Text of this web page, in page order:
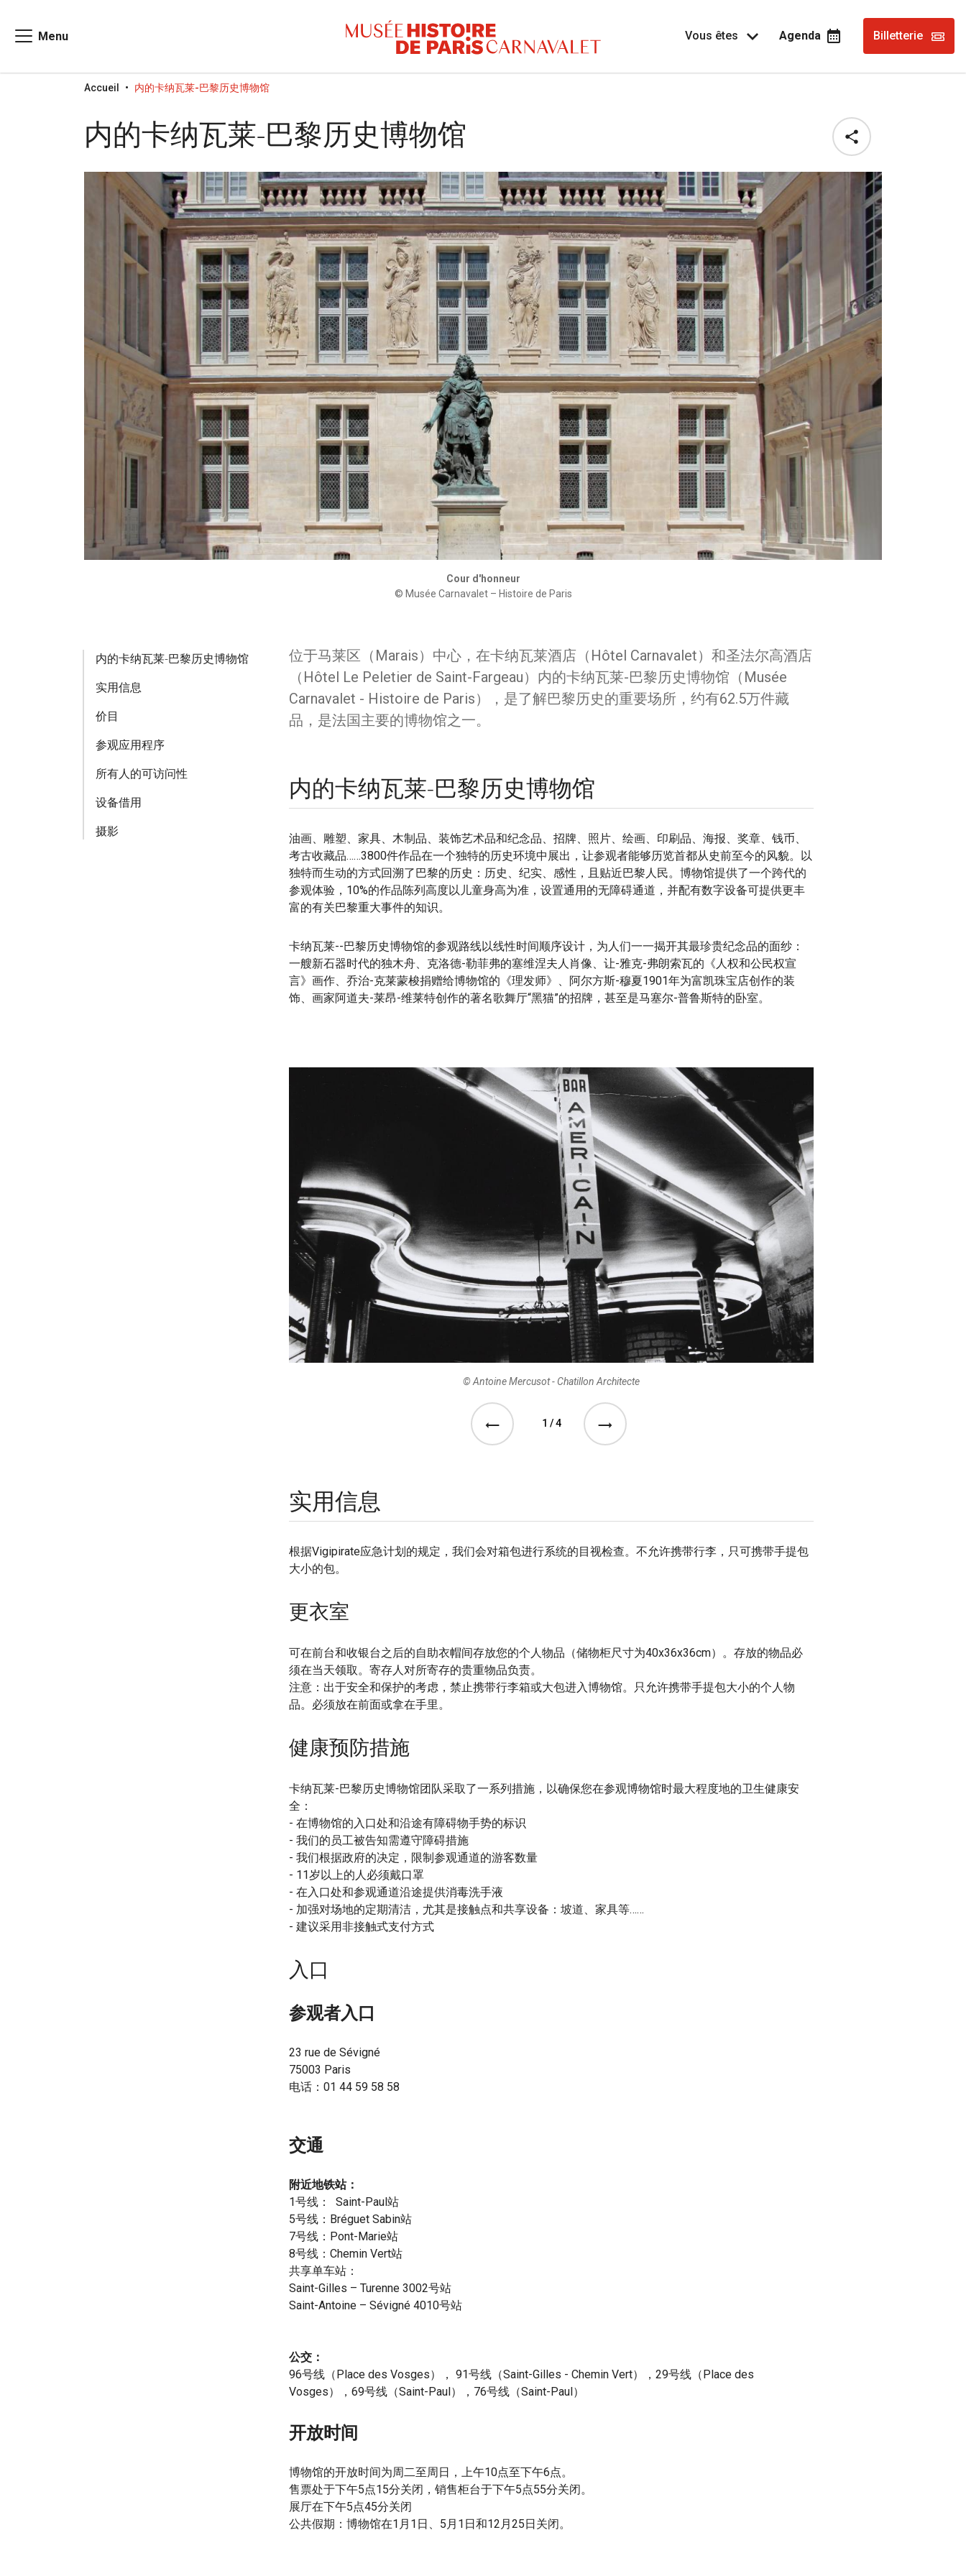
Menu Vous êtes Agenda Billetterie
Accueil 内的卡纳瓦莱-巴黎历史博物馆
Share
内的卡纳瓦莱-巴黎历史博物馆
Cour d'honneur
© Musée Carnavalet – Histoire de Paris
内的卡纳瓦莱-巴黎历史博物馆
实用信息
价目
参观应用程序
所有人的可访问性
设备借用
摄影
位于马莱区（Marais）中心，在卡纳瓦莱酒店（Hôtel Carnavalet）和圣法尔高酒店
（Hôtel Le Peletier de Saint-Fargeau）内的卡纳瓦莱-巴黎历史博物馆（Musée
Carnavalet - Histoire de Paris），是了解巴黎历史的重要场所，约有62.5万件藏
品，是法国主要的博物馆之一。
内的卡纳瓦莱-巴黎历史博物馆
油画、雕塑、家具、木制品、装饰艺术品和纪念品、招牌、照片、绘画、印刷品、海报、奖章、钱币、
考古收藏品……3800件作品在一个独特的历史环境中展出，让参观者能够历览首都从史前至今的风貌。以
独特而生动的方式回溯了巴黎的历史：历史、纪实、感性，且贴近巴黎人民。博物馆提供了一个跨代的
参观体验，10%的作品陈列高度以儿童身高为准，设置通用的无障碍通道，并配有数字设备可提供更丰
富的有关巴黎重大事件的知识。
卡纳瓦莱--巴黎历史博物馆的参观路线以线性时间顺序设计，为人们一一揭开其最珍贵纪念品的面纱：
一艘新石器时代的独木舟、克洛德-勒菲弗的塞维涅夫人肖像、让-雅克-弗朗索瓦的《人权和公民权宣
言》画作、乔治-克莱蒙梭捐赠给博物馆的《理发师》、阿尔方斯-穆夏1901年为富凯珠宝店创作的装
饰、画家阿道夫-莱昂-维莱特创作的著名歌舞厅“黑猫”的招牌，甚至是马塞尔-普鲁斯特的卧室。
© Antoine Mercusot - Chatillon Architecte
© Antoine Mercusot - Chatillon Architecte
© Antoine Mercusot - Chatillon Architecte
© Jean-Baptiste Gurliat - Mairie de Paris
1 / 4
实用信息
根据Vigipirate应急计划的规定，我们会对箱包进行系统的目视检查。不允许携带行李，只可携带手提包
大小的包。
更衣室
可在前台和收银台之后的自助衣帽间存放您的个人物品（储物柜尺寸为40x36x36cm）。存放的物品必
须在当天领取。寄存人对所寄存的贵重物品负责。
注意：出于安全和保护的考虑，禁止携带行李箱或大包进入博物馆。只允许携带手提包大小的个人物
品。必须放在前面或拿在手里。
健康预防措施
卡纳瓦莱-巴黎历史博物馆团队采取了一系列措施，以确保您在参观博物馆时最大程度地的卫生健康安
全：
- 在博物馆的入口处和沿途有障碍物手势的标识
- 我们的员工被告知需遵守障碍措施
- 我们根据政府的决定，限制参观通道的游客数量
- 11岁以上的人必须戴口罩
- 在入口处和参观通道沿途提供消毒洗手液
- 加强对场地的定期清洁，尤其是接触点和共享设备：坡道、家具等……
- 建议采用非接触式支付方式
入口
参观者入口
23 rue de Sévigné
75003 Paris
电话：01 44 59 58 58
交通
附近地铁站：
1号线： Saint-Paul站
5号线：Bréguet Sabin站
7号线：Pont-Marie站
8号线：Chemin Vert站
共享单车站：
Saint-Gilles – Turenne 3002号站
Saint-Antoine – Sévigné 4010号站
公交：
96号线（Place des Vosges）， 91号线（Saint-Gilles - Chemin Vert），29号线（Place des
Vosges），69号线（Saint-Paul），76号线（Saint-Paul）
开放时间
博物馆的开放时间为周二至周日，上午10点至下午6点。
售票处于下午5点15分关闭，销售柜台于下午5点55分关闭。
展厅在下午5点45分关闭
公共假期：博物馆在1月1日、5月1日和12月25日关闭。